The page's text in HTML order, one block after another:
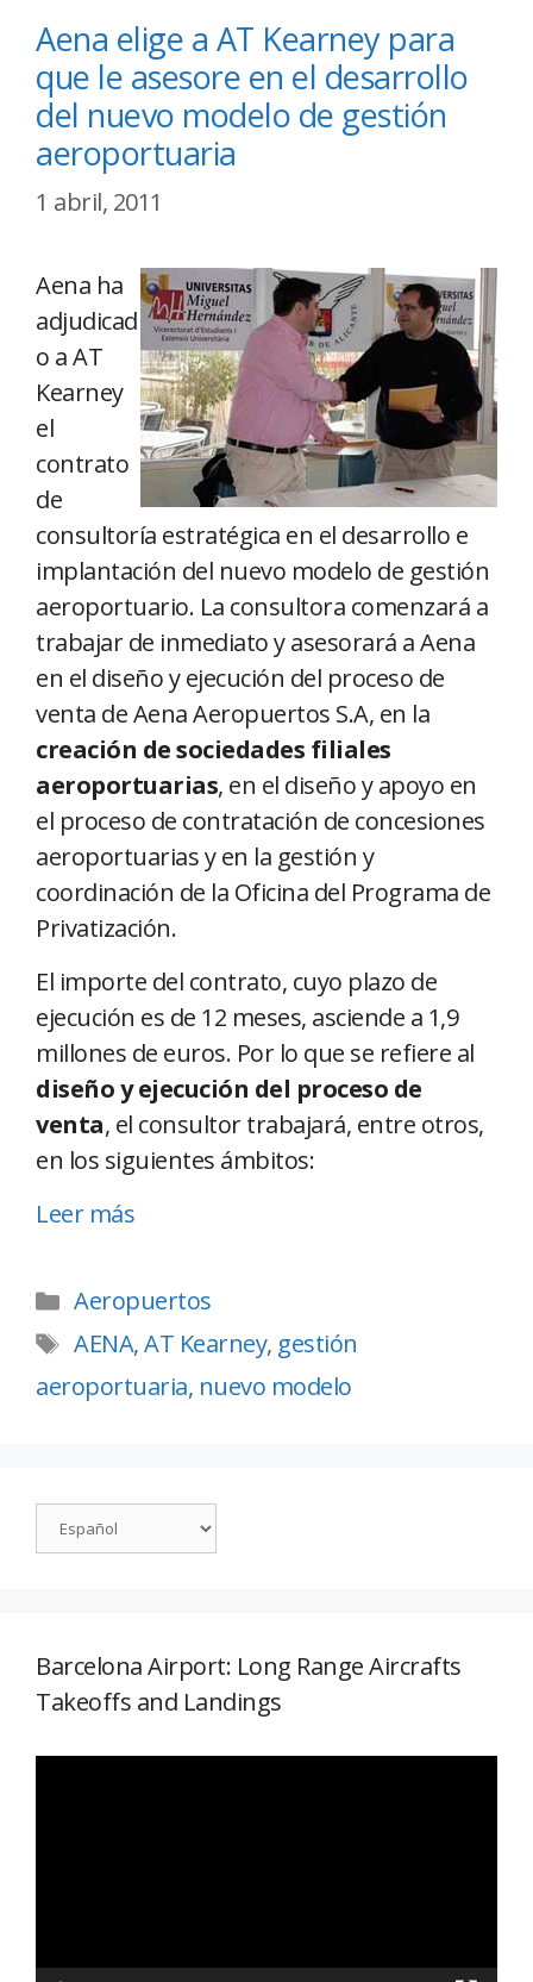
Aena elige a AT Kearney para
que le asesore en el desarrollo
del nuevo modelo de gestión
aeroportuaria
1 abril, 2011
Aena ha
adjudicad
o a AT
Kearney
el
contrato
de
consultoría estratégica en el desarrollo e
implantación del nuevo modelo de gestión
aeroportuario. La consultora comenzará a
trabajar de inmediato y asesorará a Aena
en el diseño y ejecución del proceso de
venta de Aena Aeropuertos S.A, en la
creación de sociedades filiales
aeroportuarias, en el diseño y apoyo en
el proceso de contratación de concesiones
aeroportuarias y en la gestión y
coordinación de la Oficina del Programa de
Privatización.
El importe del contrato, cuyo plazo de
ejecución es de 12 meses, asciende a 1,9
millones de euros. Por lo que se refiere al
diseño y ejecución del proceso de
venta, el consultor trabajará, entre otros,
en los siguientes ámbitos:
Leer más
Aeropuertos
AENA,AT Kearney, gestión
aeroportuaria, nuevo modelo
Barcelona Airport: Long Range Aircrafts
Takeoffs and Landings